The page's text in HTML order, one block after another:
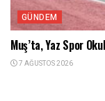
GÜNDEM
Muş’ta, Yaz Spor
7 AĞUSTOS 2026